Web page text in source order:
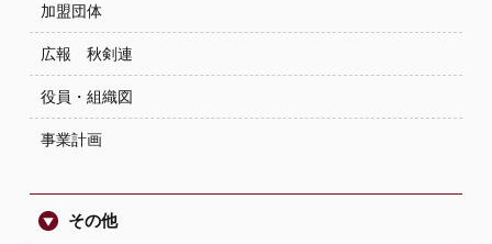
加盟団体
広報 秋剣連
役員・組織図
事業計画
その他